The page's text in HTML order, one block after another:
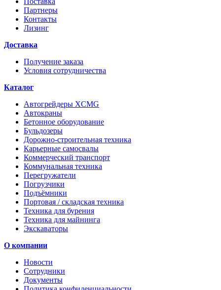
Партнеры
Контакты
Лизинг
Доставка
Получение заказа
Условия сотрудничества
Каталог
Автогрейдеры XCMG
Автокраны
Бетонное оборудование
Бульдозеры
Дорожно-строительная техника
Карьерные самосвалы
Коммерческий транспорт
Коммунальная техника
Перегружатели
Погрузчики
Подъёмники
Портовая / складская техника
Техника для бурения
Техника для майнинга
Экскаваторы
О компании
Новости
Сотрудники
Документы